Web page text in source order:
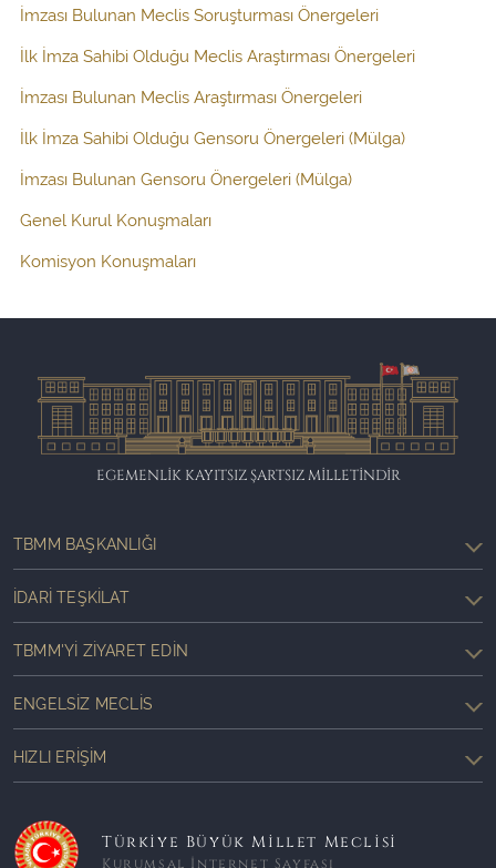
İmzası Bulunan Meclis Soruşturması Önergeleri
İlk İmza Sahibi Olduğu Meclis Araştırması Önergeleri
İmzası Bulunan Meclis Araştırması Önergeleri
İlk İmza Sahibi Olduğu Gensoru Önergeleri (Mülga)
İmzası Bulunan Gensoru Önergeleri (Mülga)
Genel Kurul Konuşmaları
Komisyon Konuşmaları
EGEMENLİK KAYITSIZ ŞARTSIZ MİLLETİNDİR
TBMM BAŞKANLIĞI
İDARI TEŞKILAT
TBMM'YI ZIYARET EDIN
ENGELSIZ MECLIS
HIZLI ERIŞIM
Türkiye Büyük Millet Meclisi
Kurumsal İnternet Sayfası